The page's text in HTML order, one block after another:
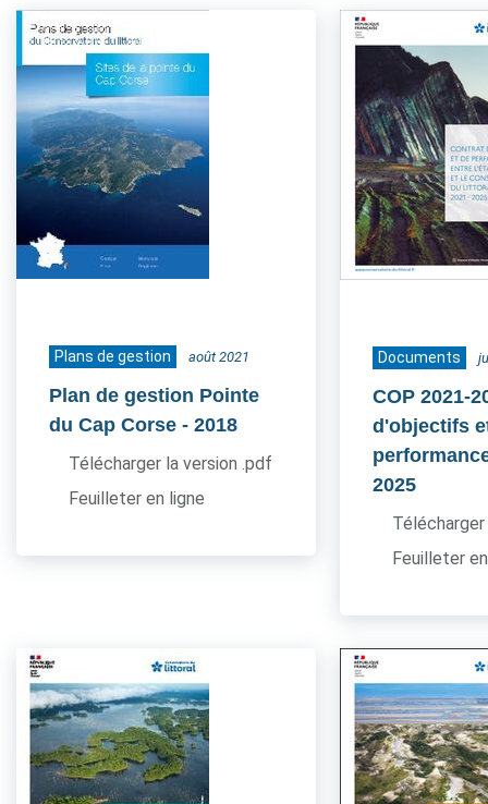
Plans de gestion août 2021
Plan de gestion Pointe
du Cap Corse - 2018
Télécharger la version .pdf
Feuilleter en ligne
Documents
COP 2021-
d'objectifs
2025
Feuilleter